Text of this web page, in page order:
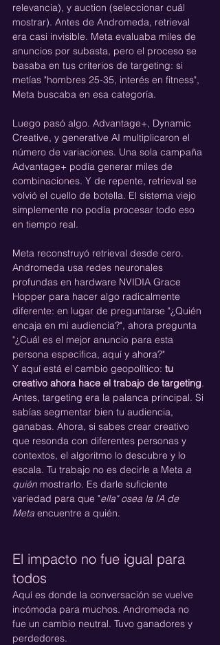
relevancia), y auction (seleccionar cuál
mostrar). Antes de Andromeda, retrieval
era casi invisible. Meta evaluaba miles de
anuncios por subasta, pero el proceso se
basaba en tus criterios de targeting: si
metías "hombres 25-35, interés en fitness",
Meta buscaba en esa categoría.
Luego pasó algo. Advantage+, Dynamic
Creative, y generative AI multiplicaron el
número de variaciones. Una sola campaña
Advantage+ podía generar miles de
combinaciones. Y de repente, retrieval se
volvió el cuello de botella. El sistema viejo
simplemente no podía procesar todo eso
en tiempo real.
Meta reconstruyó retrieval desde cero.
Andromeda usa redes neuronales
profundas en hardware NVIDIA Grace
Hopper para hacer algo radicalmente
diferente: en lugar de preguntarse "¿Quién
encaja en mi audiencia?", ahora pregunta
"¿Cuál es el mejor anuncio para esta
persona específica, aquí y ahora?"
Y aquí está el cambio geopolítico: tu
creativo ahora hace el trabajo de targeting.
Antes, targeting era la palanca principal. Si
sabías segmentar bien tu audiencia,
ganabas. Ahora, si sabes crear creativo
que resonda con diferentes personas y
contextos, el algoritmo lo descubre y lo
escala. Tu trabajo no es decirle a Meta a
quién mostrarlo. Es darle suficiente
variedad para que "ella" osea la IA de
Meta encuentre a quién.
El impacto no fue igual para
todos
Aquí es donde la conversación se vuelve
incómoda para muchos. Andromeda no
fue un cambio neutral. Tuvo ganadores y
perdedores.